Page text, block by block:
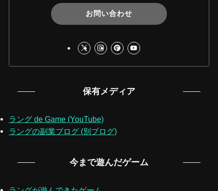
お問い合わせ
保有メディア
ラング de Game (YouTube)
ラングの副業ブログ (別ブログ)
今まで遊んだゲーム